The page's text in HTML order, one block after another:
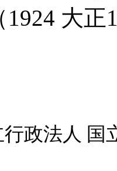
1924 大正
政法人 国